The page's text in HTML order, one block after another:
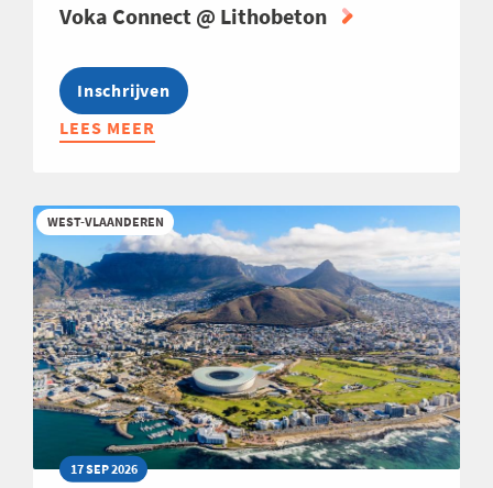
Voka Connect @ Lithobeton
Inschrijven
LEES MEER
ABOUT
@
LITHOBETON
WEST-VLAANDEREN
17 SEP 2026